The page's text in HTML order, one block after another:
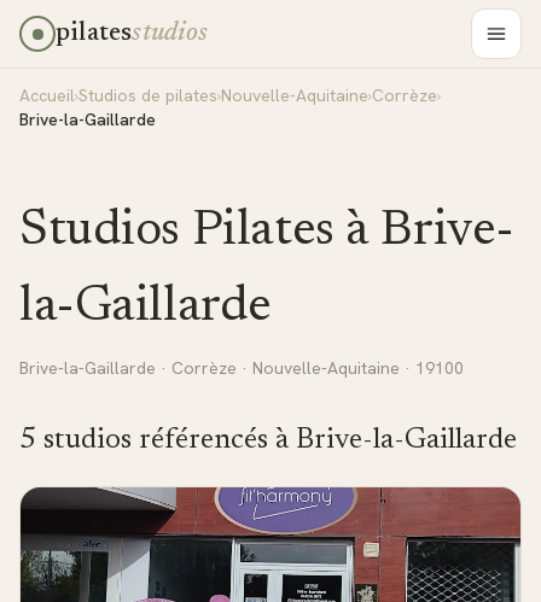
pilatesstudios
Accueil›Studios de pilates›Nouvelle-Aquitaine›Corrèze›
Brive-la-Gaillarde
Studios Pilates à Brive-
la-Gaillarde
Brive-la-Gaillarde · Corrèze · Nouvelle-Aquitaine · 19100
5 studios référencés à Brive-la-Gaillarde